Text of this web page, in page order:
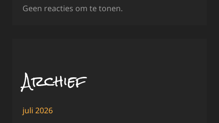
Geen reacties om te tonen.
Archief
juli 2026